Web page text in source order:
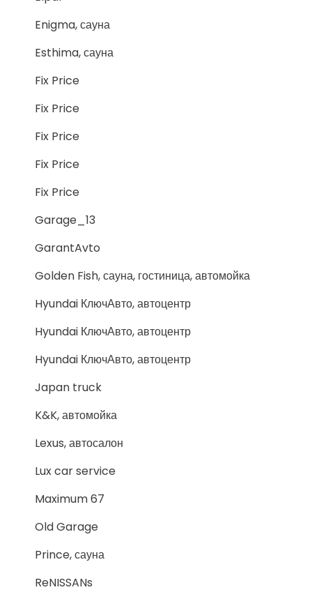
Enigma, сауна
Esthima, сауна
Fix Price
Fix Price
Fix Price
Fix Price
Fix Price
Garage_13
GarantAvto
Golden Fish, сауна, гостиница, автомойка
Hyundai КлючАвто, автоцентр
Hyundai КлючАвто, автоцентр
Hyundai КлючАвто, автоцентр
Japan truck
K&K, автомойка
Lexus, автосалон
Lux car service
Maximum 67
Old Garage
Prince, сауна
ReNISSANs